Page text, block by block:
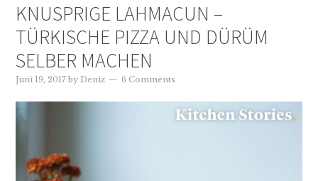
KNUSPRIGE LAHMACUN –
TÜRKISCHE PIZZA UND DÜRÜM
SELBER MACHEN
Juni 19, 2017 byDeniz 6 Comments